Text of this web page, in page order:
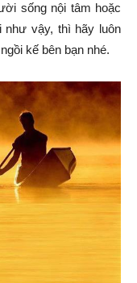
sống nội tâm hoặc
như vậy, thì hãy luôn
kế bên bạn nhé.